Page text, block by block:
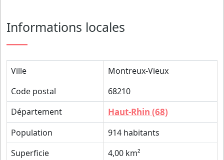
Informations locales
Ville
Montreux-Vieux
Code postal
68210
Département
Haut-Rhin (68)
Population
914 habitants
Superficie
4,00 km²